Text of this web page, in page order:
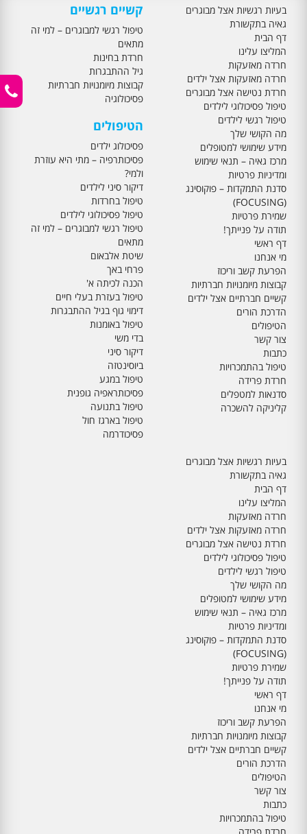
בעיות רגשיות אצל מבוגרים
גאיה בתקשורת
דף הבית
המליצו עלינו
חרדה מאזעקות
חרדה מאזעקות אצל ילדים
חרדת נטישה אצל מבוגרים
טיפול פסיכולוגי לילדים
טיפול רגשי לילדים
מה הקושי שלך
מידע שימושי למטופלים
מרכז גאיה – תנאי שימוש
ומדיניות פרטיות
סדנת התמקדות – פוקוסינג
(FOCUSING)
שמירת פרטיות
תודה על פנייתך!
דף ראשי
מי אנחנו
הפרעת קשב וריכוז
קבוצות מיומנויות חברתיות
קשיים חברתיים אצל ילדים
הדרכת הורים
הטיפולים
צור קשר
כתבות
טיפול בהתמכרויות
חרדת פרידה
סדנאות למטפלים
קליניקה להשכרה
קשיים רגשיים
טיפול רגשי למבוגרים – למי זה
מתאים
חרדת בחינות
גיל ההתבגרות
קבוצות מיומנויות חברתיות
פסיכולוגיה
הטיפולים
פסיכולוג ילדים
פסיכותרפיה – מתי היא עוזרת
ולמי?
דיקור סיני לילדים
טיפול בחרדות
טיפול פסיכולוגי לילדים
טיפול רגשי למבוגרים – למי זה
מתאים
שיטת אלבאום
פרחי באך
הכנה לכיתה א'
טיפול בעזרת בעלי חיים
דימוי גוף בגיל ההתבגרות
טיפול באומנות
בדי משי
דיקור סיני
ביוסינטזה
טיפול במגע
פסיכותראפיה גופנית
טיפול בתנועה
טיפול בארגז חול
פסיכודרמה
בעיות רגשיות אצל מבוגרים
גאיה בתקשורת
דף הבית
המליצו עלינו
חרדה מאזעקות
חרדה מאזעקות אצל ילדים
חרדת נטישה אצל מבוגרים
טיפול פסיכולוגי לילדים
טיפול רגשי לילדים
מה הקושי שלך
מידע שימושי למטופלים
מרכז גאיה – תנאי שימוש
ומדיניות פרטיות
סדנת התמקדות – פוקוסינג
(FOCUSING)
שמירת פרטיות
תודה על פנייתך!
דף ראשי
מי אנחנו
הפרעת קשב וריכוז
קבוצות מיומנויות חברתיות
קשיים חברתיים אצל ילדים
הדרכת הורים
הטיפולים
צור קשר
כתבות
טיפול בהתמכרויות
חרדת פרידה